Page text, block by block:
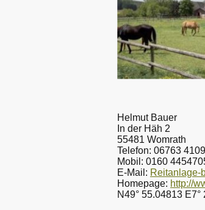
Helmut Bauer
In der Häh 2
55481 Womrath
Telefon: 06763 4109
Mobil: 0160
E-Mail: Reitanlage-
Homepage: http://
N49° 55.04813 E7°